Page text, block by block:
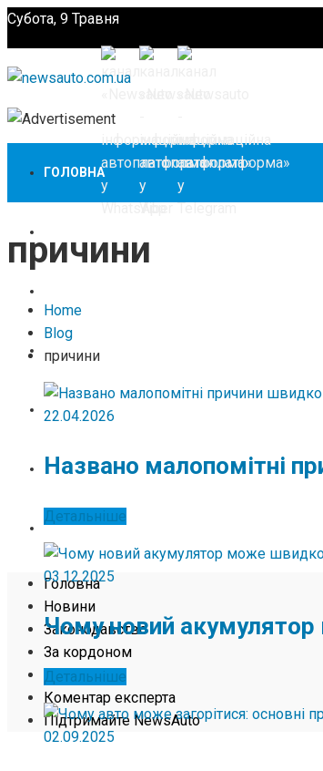
Субота, 9 Травня
ГОЛОВНА
ЗА КОРДОНОМ
ЖИТТЯ
КОМЕНТАР ЕКСПЕРТА
ПІДТРИМАЙТЕ NEWSAUTO
Головна
Новини
Законодавство
За кордоном
Життя
Коментар експерта
Підтримайте NewsAuto
причини
Home
Blog
причини
22.04.2026
Названо малопомітні
Детальніше
03.12.2025
Чому новий
Детальніше
02.09.2025